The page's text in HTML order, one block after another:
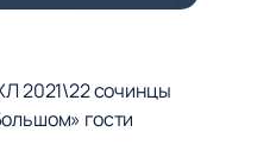
2021\22 сочинцы
гости